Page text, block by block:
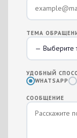
ТЕМА
УДОБНЫЙ
WHATSAPP
СООБЩЕНИЕ